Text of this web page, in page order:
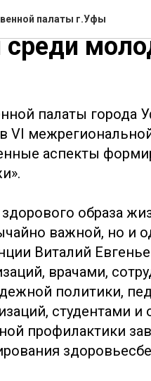
палаты г.Уфы
среди
палаты города
VI
аспекты
образа
важной, но и
Виталий
врачами,
политики,
студентами
профилактики